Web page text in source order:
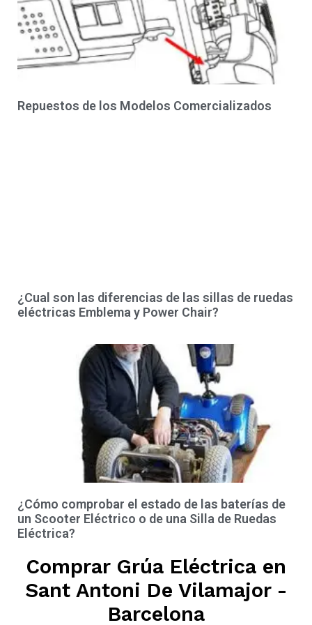
Repuestos de los Modelos Comercializados
¿Cual son las diferencias de las sillas de ruedas
eléctricas Emblema y Power Chair?
¿Cómo comprobar el estado de las baterías de
un Scooter Eléctrico o de una Silla de Ruedas
Eléctrica?
Comprar Grúa Eléctrica en
Sant Antoni De Vilamajor -
Barcelona